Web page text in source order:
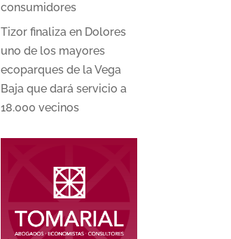
consumidores
Tizor finaliza en Dolores
uno de los mayores
ecoparques de la Vega
Baja que dará servicio a
18.000 vecinos